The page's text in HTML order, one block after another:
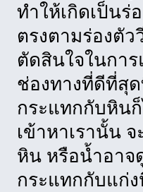
ทำให้เกิดเป็นร่
ตรงตามร่องตั
ตัดสินใจในกา
ช่องทางที่ดีที่สุ
กระแทกกับหิน
เข้าหาเรานั้น
หิน หรือน้ำอาจ
กระแทกกับแก่